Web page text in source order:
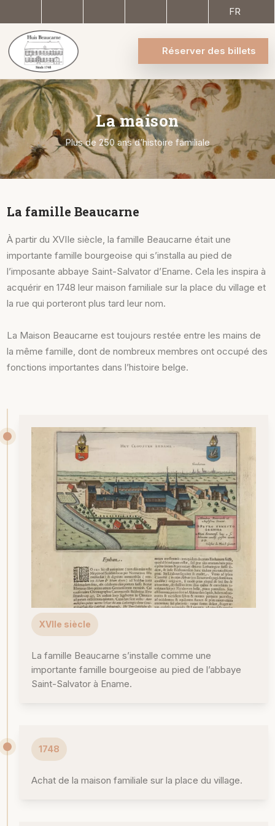
FR
Réserver des billets
La maison
Plus de 250 ans d’histoire familiale
La famille Beaucarne
À partir du XVIIe siècle, la famille Beaucarne était une
importante famille bourgeoise qui s’installa au pied de
l’imposante abbaye Saint-Salvator d’Ename. Cela les inspira à
acquérir en 1748 leur maison familiale sur la place du village et
la rue qui porteront plus tard leur nom.
La Maison Beaucarne est toujours restée entre les mains de
la même famille, dont de nombreux membres ont occupé des
fonctions importantes dans l’histoire belge.
XVIIe siècle
La famille Beaucarne s’installe comme une
importante famille bourgeoise au pied de l’abbaye
Saint-Salvator à Ename.
1748
Achat de la maison familiale sur la place du village.